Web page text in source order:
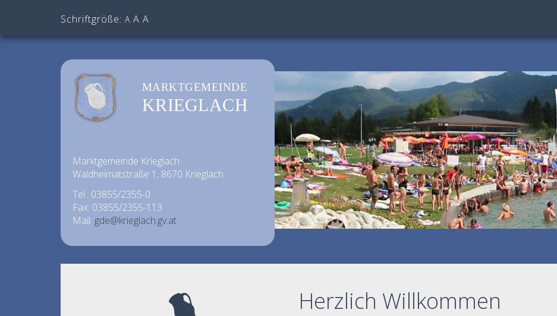
Schriftgröße: A A A
MARKTGEMEINDE
KRIEGLACH
Marktgemeinde Krieglach
Waldheimatstraße 1, 8670 Krieglach
Tel.: 03855/2355-0
Fax: 03855/2355-113
Mail: gde@krieglach.gv.at
Herzlich Willkommen